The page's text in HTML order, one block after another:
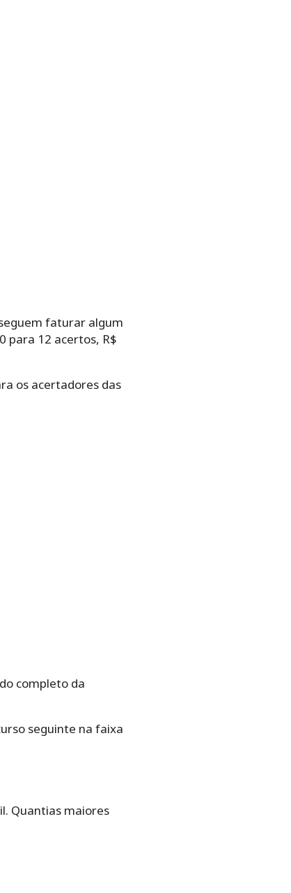
faturar algum
para 12 acertos, R$
os acertadores das
completo da
seguinte na faixa
Quantias maiores